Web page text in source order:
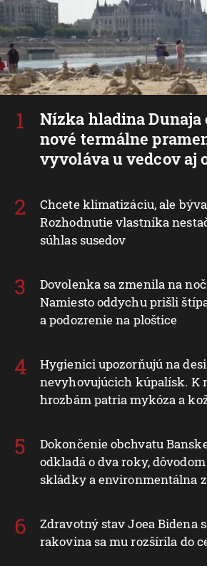
Nízka hladina Dunaja
nové termálne
vyvoláva u vedcov aj
Chcete klimatizáciu, ale
Rozhodnutie vlastníka
súhlas susedov
Dovolenka sa zmenila na
Namiesto oddychu prišli
a podozrenie na ploštice
Hygienici upozorňujú na
nevyhovujúcich kúpalísk. K
hrozbám patria mykóza a
Dokončenie obchvatu
odkladá o dva roky,
skládky a environmentálna
Zdravotný stav Joea Bidena
rakovina sa mu rozšírila do